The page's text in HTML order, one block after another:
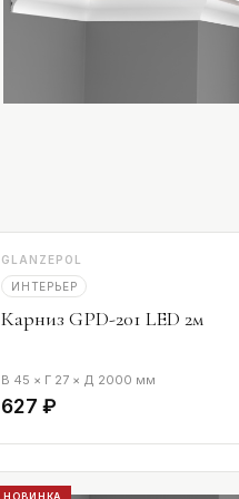
GLANZEPOL
ИНТЕРЬЕР
Карниз GPD-201 LED 2м
В 45 × Г 27 × Д 2000 мм
627 ₽